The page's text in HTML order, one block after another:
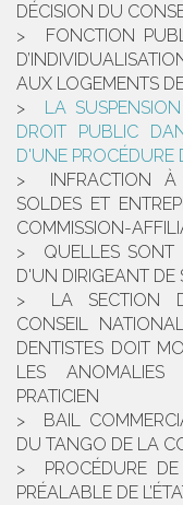
DÉCISION DU
FONCTION
AUX LOGEMENTS
LA
DROIT PUBLIC
D'UNE PROCÉDURE
INFRACTION
SOLDES ET
COMMISSION-
QUELLES SONT
D'UN DIRIGEANT DE
LA SECTION
CONSEIL
DENTISTES DOIT
LES
PRATICIEN
BAIL
DU TANGO DE LA
PROCÉDURE
PRÉALABLE DE